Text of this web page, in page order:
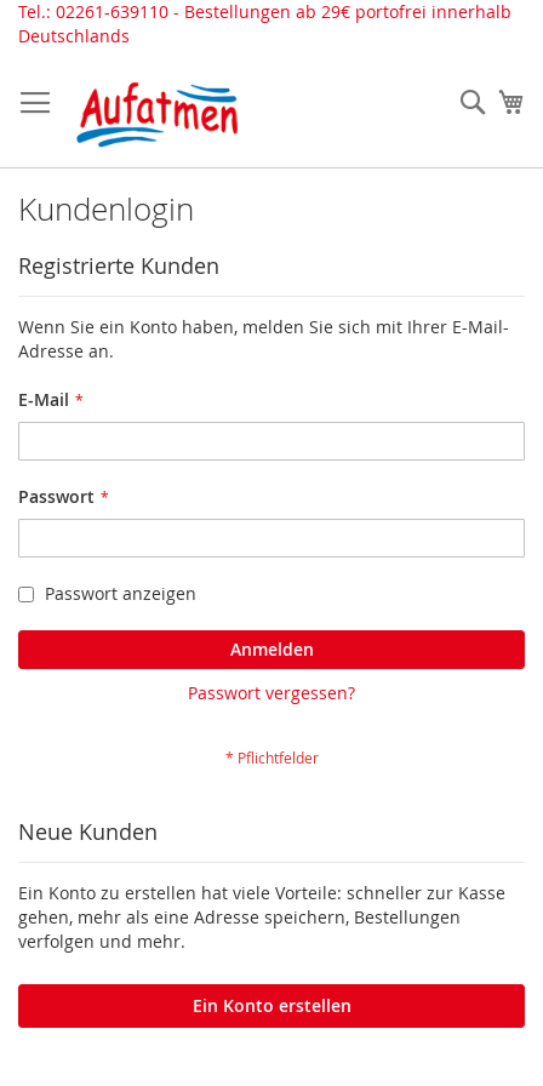
Direkt
zum
Tel.: 02261-639110 - Bestellungen ab 29€ portofrei innerhalb
Deutschlands
Kundenlogin
Registrierte Kunden
Wenn Sie ein Konto haben, melden Sie sich mit Ihrer E-Mail-
Adresse an.
E-Mail
Passwort
Passwort anzeigen
Anmelden
Passwort vergessen?
Neue Kunden
Ein Konto zu erstellen hat viele Vorteile: schneller zur Kasse
gehen, mehr als eine Adresse speichern, Bestellungen
verfolgen und mehr.
Ein Konto erstellen